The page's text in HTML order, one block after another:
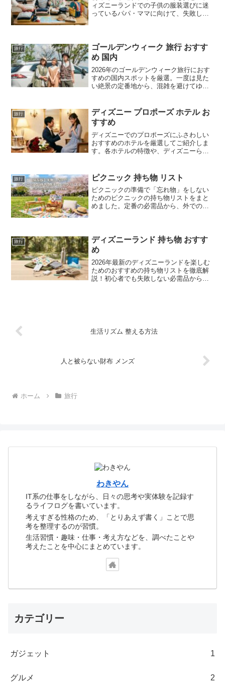
ィズニーランドでの子供の服装選びに迷
っているパパ・ママに向けて、失敗しな
の服装を準備して、1日中家族みんなで笑
顔で過ごしましょう。
旅行
ゴールデンウィーク 旅行 おすす
め 国内
2026年のゴールデンウィーク旅行におす
すめの国内スポットを厳選。一度は見た
い絶景の定番地から、混雑を避けてゆっ
解説します。あなたにぴったりの旅先が
きっと見つかります。
旅行
ディズニー プロポーズ ホテル お
すすめ
ディズニーでのプロポーズにふさわしい
おすすめのホテルを厳選してご紹介しま
す。各ホテルの特徴や、ディズニーらし
しないプロポーズの計画術を分かりやす
く解説。一生に一度の記念日を最高の思
い出にするためのヒントが満載です。
旅行 ピクニック 持ち物 リスト
ピクニックの準備で「忘れ物」をしない
ためのピクニックの持ち物リストをまと
めました。定番の必需品から、外での食
最高の休日を過ごしましょう！
旅行
ディズニーランド 持ち物 おすす
め
2026年最新のディズニーランドを楽しむ
ためのおすすめの持ち物リストを徹底解
説！初心者でも失敗しない必需品から、
生活リズム 整える方法
人と被らない財布 メンズ
ホーム 旅行
わきやん
IT系の仕事をしながら、日々の思考や実体験を記録す
るライフログを書いています。
考えすぎる性格のため、「とりあえず書く」ことで思
考を整理するのが習慣。
生活習慣・趣味・仕事・考え方などを、調べたことや
考えたことを中心にまとめています。
カテゴリー
ガジェット 1
グルメ 2